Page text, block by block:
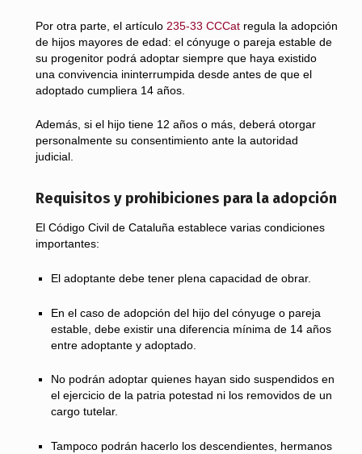
Por otra parte, el artículo 235-33 CCCat regula la adopción
de hijos mayores de edad: el cónyuge o pareja estable de
su progenitor podrá adoptar siempre que haya existido
una convivencia ininterrumpida desde antes de que el
adoptado cumpliera 14 años.
Además, si el hijo tiene 12 años o más, deberá otorgar
personalmente su consentimiento ante la autoridad
judicial.
Requisitos y prohibiciones para la adopción
El Código Civil de Cataluña establece varias condiciones
importantes:
El adoptante debe tener plena capacidad de obrar.
En el caso de adopción del hijo del cónyuge o pareja
estable, debe existir una diferencia mínima de 14 años
entre adoptante y adoptado.
No podrán adoptar quienes hayan sido suspendidos en
el ejercicio de la patria potestad ni los removidos de un
cargo tutelar.
Tampoco podrán hacerlo los descendientes, hermanos